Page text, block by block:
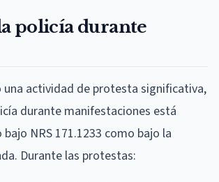
policía durante
una actividad de protesta significativa,
durante manifestaciones está
NRS 171.1233 como bajo la
Durante las protestas: